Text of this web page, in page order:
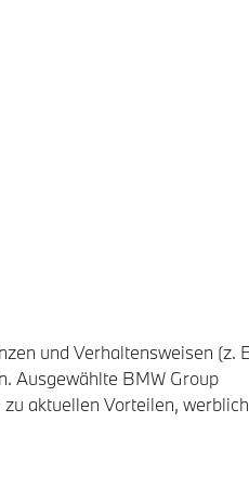
und Verhaltensweisen (z.
Ausgewählte BMW Group
aktuellen Vorteilen, werblich